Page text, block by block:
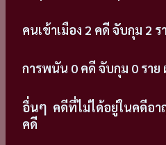
คนเข้าเมือง 2 คดี จับกุม 2
การพนัน 0 คดี จับกุม 0 ราย
อื่นๆ คดีที่ไม่ได้อยู่ในคดีอ
คดี